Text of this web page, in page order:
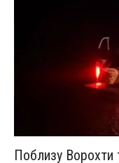
Поблизу Ворохти